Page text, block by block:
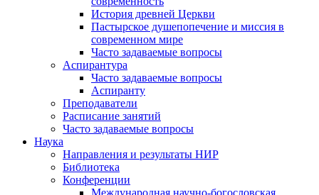
История древней Церкви
Пастырское душепопечение и миссия в
современном мире
Часто задаваемые вопросы
Аспирантура
Часто задаваемые вопросы
Аспиранту
Преподаватели
Расписание занятий
Часто задаваемые вопросы
Наука
Направления и результаты НИР
Библиотека
Конференции
Международная научно-богословская